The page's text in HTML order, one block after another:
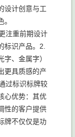
设计创意与工
注重前期设计
标识产品。2.
、金属字）
更具质感的产
过标识标牌较
心优势：其优
性的客户提供
牌不仅仅是功